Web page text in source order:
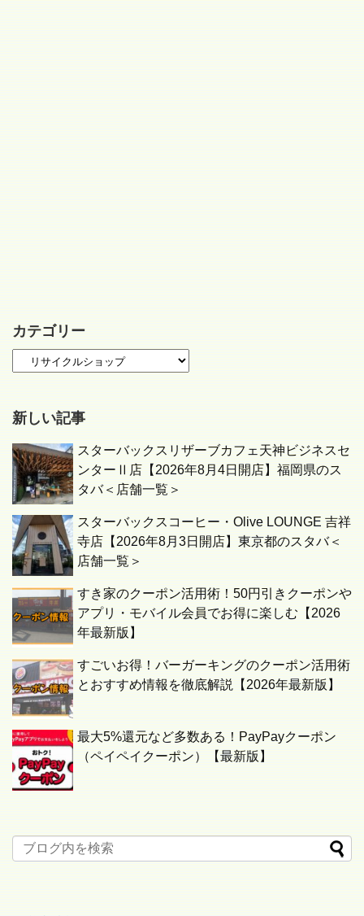
カテゴリー
新しい記事
スターバックスリザーブカフェ天神ビジネスセ
ンターⅡ店【2026年8月4日開店】福岡県のス
タバ＜店舗一覧＞
スターバックスコーヒー・Olive LOUNGE 吉祥
寺店【2026年8月3日開店】東京都のスタバ＜
店舗一覧＞
すき家のクーポン活用術！50円引きクーポンや
アプリ・モバイル会員でお得に楽しむ【2026
年最新版】
すごいお得！バーガーキングのクーポン活用術
とおすすめ情報を徹底解説【2026年最新版】
最大5%還元など多数ある！PayPayクーポン
（ペイペイクーポン）【最新版】